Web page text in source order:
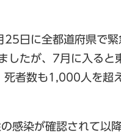
日に全都道府県で緊
したが、7月に入ると
者数も1,000人を超
感染が確認されて以